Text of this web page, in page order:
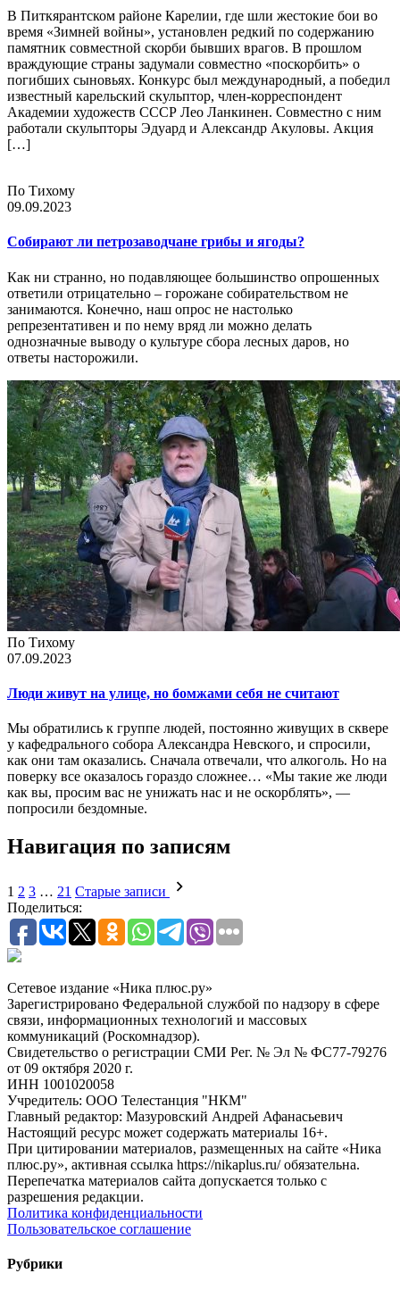
В Питкярантском районе Карелии, где шли жестокие бои во
время «Зимней войны», установлен редкий по содержанию
памятник совместной скорби бывших врагов. В прошлом
враждующие страны задумали совместно «поскорбить» о
погибших сыновьях. Конкурс был международный, а победил
известный карельский скульптор, член-корреспондент
Академии художеств СССР Лео Ланкинен. Совместно с ним
работали скульпторы Эдуард и Александр Акуловы. Акция
[…]
По Тихому
09.09.2023
Собирают ли петрозаводчане грибы и ягоды?
Как ни странно, но подавляющее большинство опрошенных
ответили отрицательно – горожане собирательством не
занимаются. Конечно, наш опрос не настолько
репрезентативен и по нему вряд ли можно делать
однозначные выводу о культуре сбора лесных даров, но
ответы насторожили.
По Тихому
07.09.2023
Люди живут на улице, но бомжами себя не считают
Мы обратились к группе людей, постоянно живущих в сквере
у кафедрального собора Александра Невского, и спросили,
как они там оказались. Сначала отвечали, что алкоголь. Но на
поверку все оказалось гораздо сложнее… «Мы такие же люди
как вы, просим вас не унижать нас и не оскорблять», —
попросили бездомные.
Навигация по записям
1 2 3 … 21 Старые записи
Поделиться:
Сетевое издание «Ника плюс.ру»
Зарегистрировано Федеральной службой по надзору в сфере
связи, информационных технологий и массовых
коммуникаций (Роскомнадзор).
Свидетельство о регистрации СМИ Рег. № Эл № ФС77-79276
от 09 октября 2020 г.
ИНН 1001020058
Учредитель: ООО Телестанция "НКМ"
Главный редактор: Мазуровский Андрей Афанасьевич
Настоящий ресурс может содержать материалы 16+.
При цитировании материалов, размещенных на сайте «Ника
плюс.ру», активная ссылка https://nikaplus.ru/ обязательна.
Перепечатка материалов сайта допускается только с
разрешения редакции.
Политика конфиденциальности
Пользовательское соглашение
Рубрики